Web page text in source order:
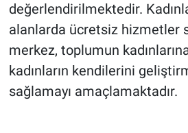
değerlendirilmektedir.
alanlarda ücretsiz hizmetler
merkez, toplumun
kadınların kendilerini
sağlamayı amaçlamaktadır.